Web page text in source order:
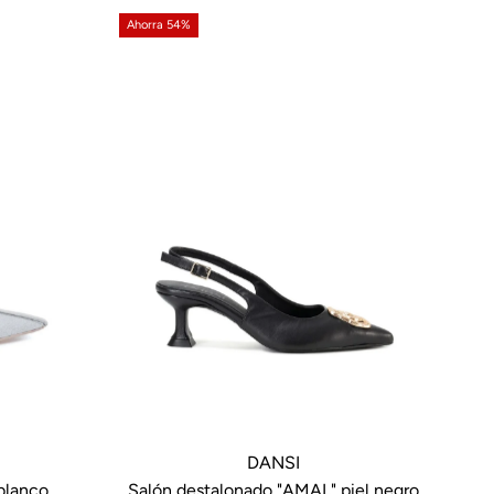
Ahorra 54%
DANSI
Salón destalonado "AMAL" piel negro